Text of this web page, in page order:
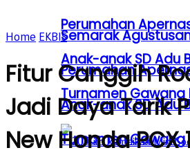
Perumahan
Anak-anak SD Adu
Turnamen Gawang
Semarak
Perumahan
Anak-anak SD Adu
Turnamen Gawang
Home EKBIS
Fitur Canggih
Jadi Daya Tarik
New Honda PCX